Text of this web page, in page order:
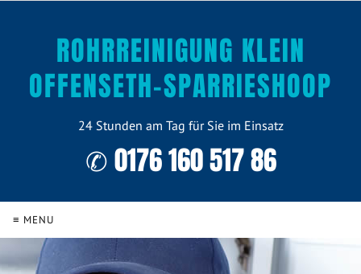
ROHRREINIGUNG KLEIN
OFFENSETH-SPARRIESHOOP
24 Stunden am Tag für Sie im Einsatz
✆ 0176 160 517 86
≡ MENU